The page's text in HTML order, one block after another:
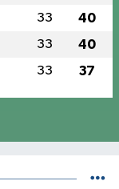
33 40
33 40
33 37